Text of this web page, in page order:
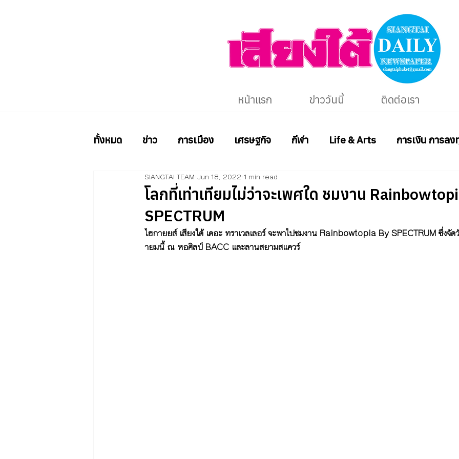
หน้าแรก ข่าววันนี้ ติดต่อเรา
ทั้งหมด ข่าว การเมือง เศรษฐกิจ กีฬา Life & Arts การเงิน การลง
โลกที่เท่าเทียมไม่ว่าจะเพศใด ชมงาน
SPECTRUM
SIANGTAI TEAM Jun 18, 2022 1 min read
ไฮกายยส์ เสียงใต้ เดอะ ทราเวลเลอร์ จะพาไปชมงาน Rainbowtopia By SPECTRUM ซึ่ง
ายมนี้ ณ หอศิลป์ BACC และลานสยามสแควร์